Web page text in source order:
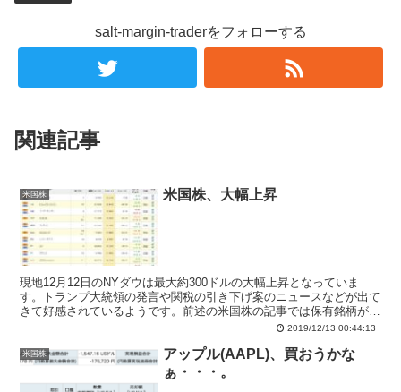
salt-margin-traderをフォローする
関連記事
米国株 米国株、大幅上昇
現地12月12日のNYダウは最大約300ドルの大幅上昇となっていま
す。トランプ大統領の発言や関税の引き下げ案のニュースなどが出て
きて好感されているようです。前述の米国株の記事では保有銘柄がマ
イナス76ドルまで回復したことを報告していました。2019/12/13 00:44:13
米国株
アップル(AAPL)、買おうかな
ぁ・・・。